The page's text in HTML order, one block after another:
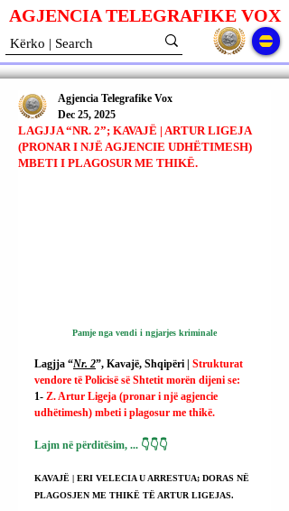
AGJENCIA TELEGRAFIKE VOX
LAGJJA “NR. 2”; KAVAJË | ARTUR LIGEJA
(PRONAR I NJË AGJENCIE UDHËTIMESH)
MBETI I PLAGOSUR ME THIKË.
Agjencia Telegrafike Vox
Dec 25, 2025
Pamje nga vendi i ngjarjes kriminale
Lagjja “Nr. 2”, Kavajë, Shqipëri | Strukturat
vendore të Policisë së Shtetit morën dijeni se:
1- Z. Artur Ligeja (pronar i një agjencie
udhëtimesh) mbeti i plagosur me thikë.
Lajm në përditësim, ... 👇👇👇
KAVAJË | ERI VELECIA U ARRESTUA; DORAS NË
PLAGOSJEN ME THIKË TË ARTUR LIGEJAS.